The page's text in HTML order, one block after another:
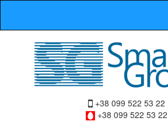
+38 099 522 53 22
+38 099 522 53 22